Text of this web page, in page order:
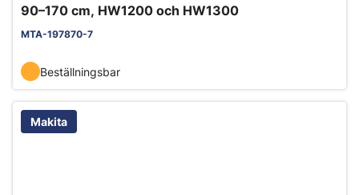
90–170 cm, HW1200 och HW1300
MTA-197870-7
Beställningsbar
Makita